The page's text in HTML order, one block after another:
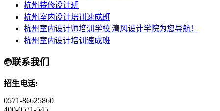
杭州装修设计班
杭州室内设计培训速成班
杭州室内设计师培训学校 清风设计学院为您导航！
杭州室内设计培训速成班
联系我们
招生电话:
0571-86625860
400-0571-545